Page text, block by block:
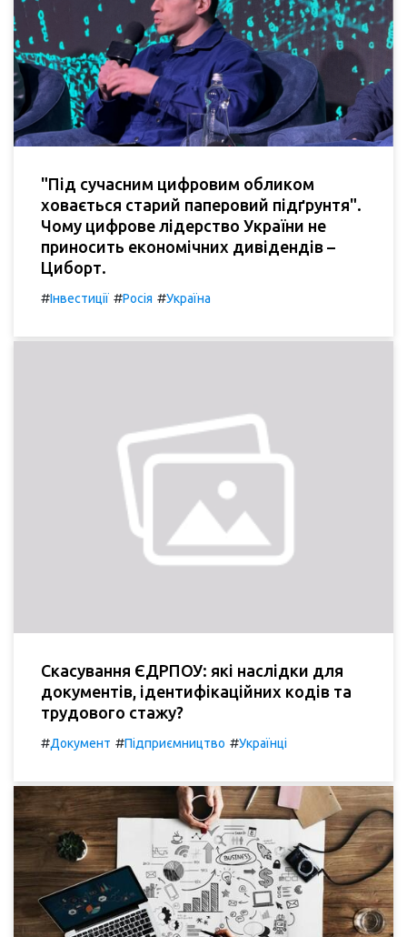
"Під сучасним цифровим обликом
ховається старий паперовий підґрунтя".
Чому цифрове лідерство України не
приносить економічних дивідендів –
Циборт.
#Інвестиції #Росія #Україна
Скасування ЄДРПОУ: які наслідки для
документів, ідентифікаційних кодів та
трудового стажу?
#Документ #Підприємництво #Українці